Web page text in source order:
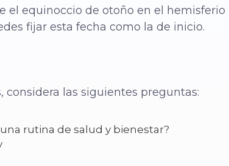
el equinoccio de otoño en el hemisferio
fijar esta fecha como la de inicio.
considera las siguientes preguntas:
rutina de salud y bienestar?